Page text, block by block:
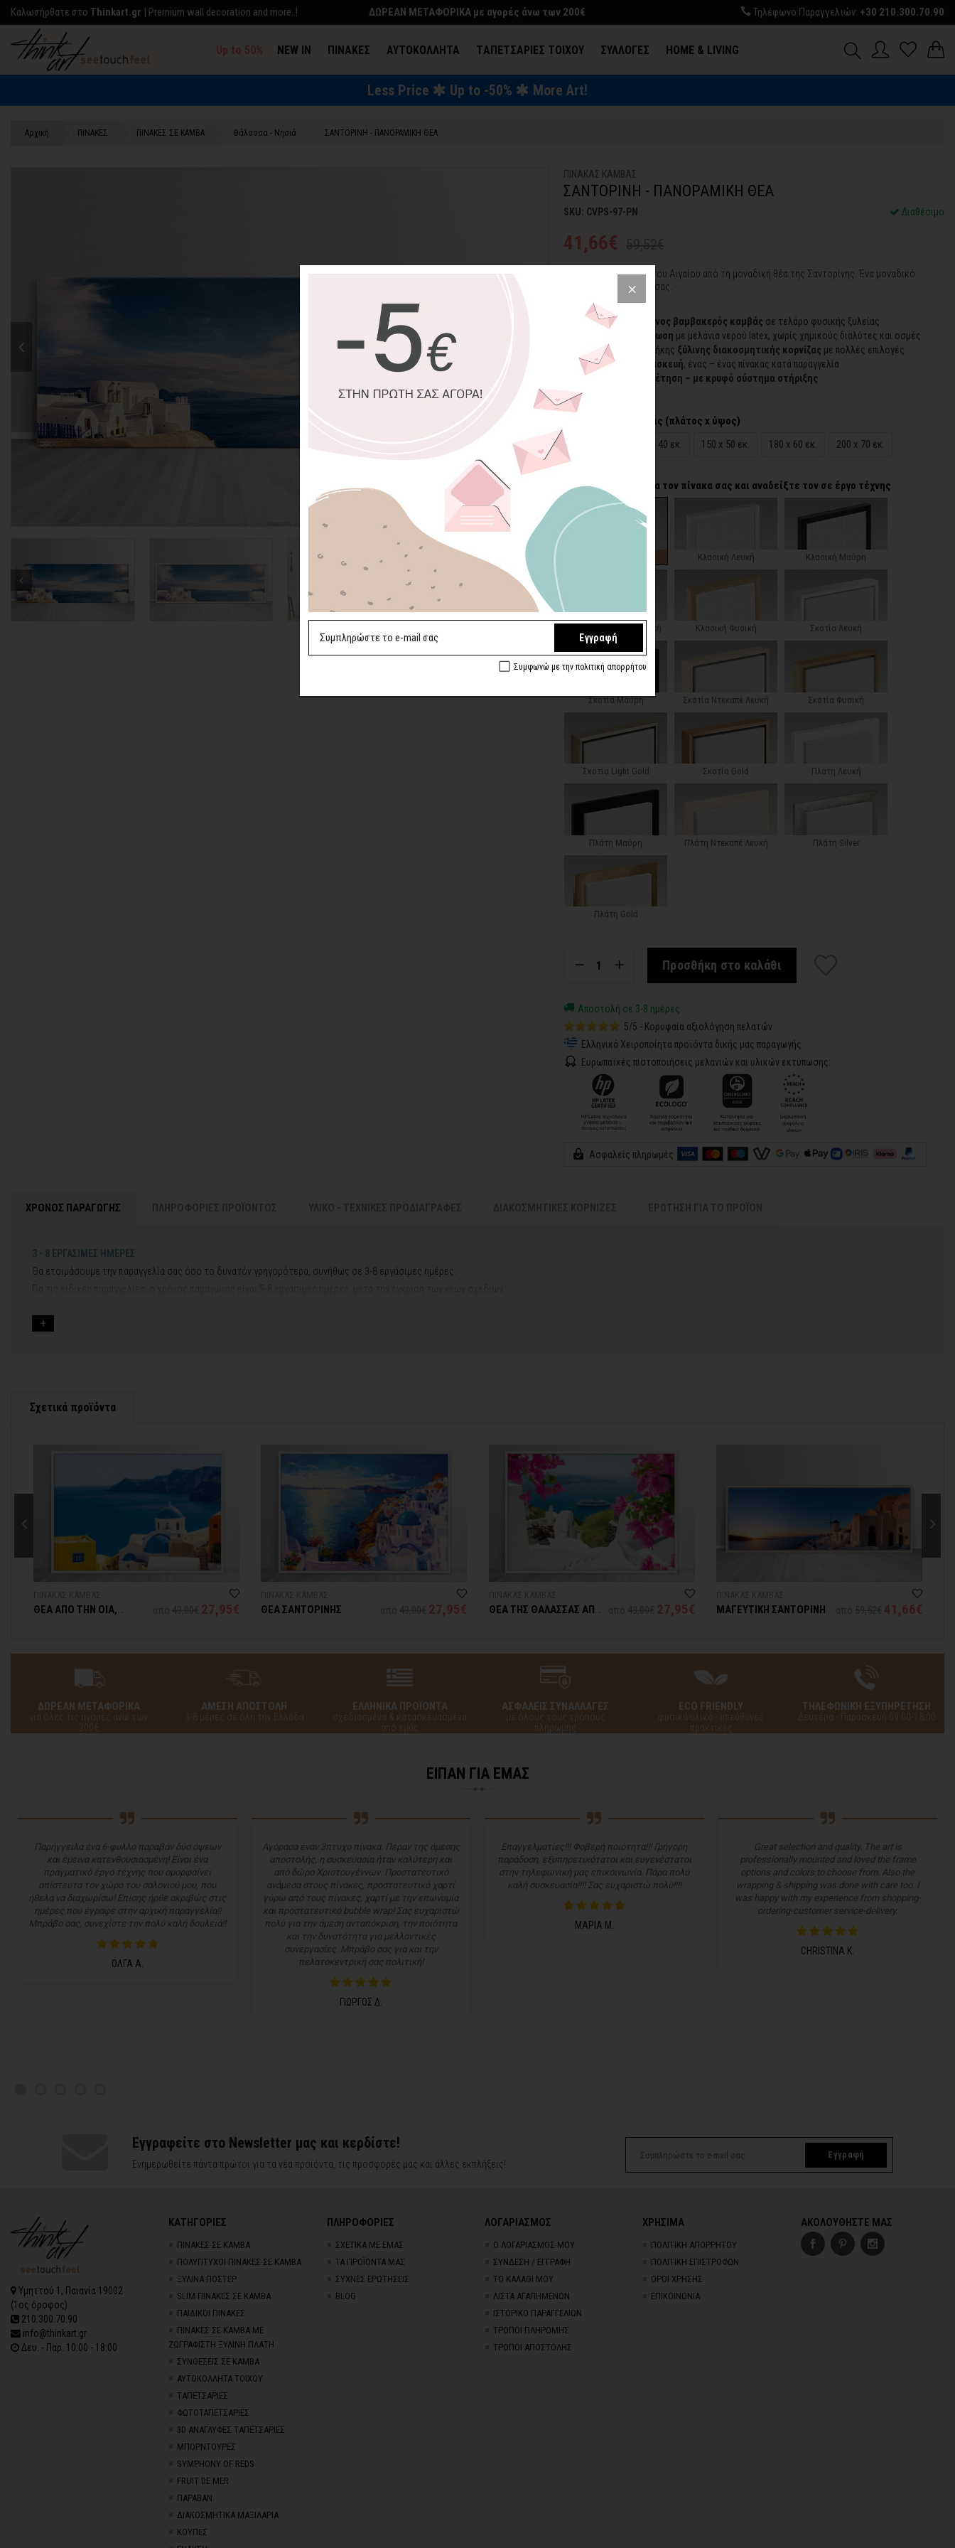
Kαλωσήρθατε στο Thinkart.gr | Premium wall decoration and more..! ΔΩΡΕΑΝ ΜΕΤΑΦΟΡΙΚΑ με αγορές άνω των 200€ Τηλέφωνο Παραγγελιών: +30 210.300.70.90
Up to 50% NEW IN ΠΙΝΑΚΕΣ ΑΥΤΟΚΟΛΛΗΤΑ TΑΠΕΤΣΑΡΙΕΣ ΤΟΙΧΟΥ ΣΥΛΛΟΓΕΣ HOME & LIVING
ΕΝΔΥΣΗ & ΑΞΕΣΟΥΑΡ
Less Price Up to -50% More Art!
Αρχική ΠΙΝΑΚΕΣ ΠΙΝΑΚΕΣ ΣΕ ΚΑΜΒΑ Θάλασσα - Νησιά ΣΑΝΤΟΡΙΝΗ - ΠΑΝΟΡΑΜΙΚΗ ΘΕΑ
ΠΙΝΑΚΑΣ ΚΑΜΒΑΣ
ΣΑΝΤΟΡΙΝΗ - ΠΑΝΟΡΑΜΙΚΗ ΘΕΑ
SKU: CVPS-97-PN Διαθέσιμο
41,66€
Το απέραντο γαλάζιο του Αιγαίου από τη μοναδική θέα της Σαντορίνης. Ένα μοναδικό
στολίδι για τον χώρο σας.
100% πιστοποιημένος βαμβακερός καμβάς σε τελάρο φυσικής ξυλείας
Οικολογική εκτύπωση με μελάνια νερού latex, χωρίς χημικούς διαλύτες και οσμές
Δυνατότητα προσθήκης ξύλινης διακοσμητικής κορνίζας με πολλές επιλογές
Χειροποίητη κατασκευή, ένας – ένας πίνακας κατά παραγγελία
Έτοιμοι για τοποθέτηση – με κρυφό σύστημα στήριξης
Επιλέξτε διαστάσεις (πλάτος x ύψος)
120 x 40 εκ. 150 x 50 εκ. 180 x 60 εκ. 200 x 70 εκ.
Επιλέξτε κορνίζα για τον πίνακα σας και αναδείξτε τον σε έργο τέχνης
Κλασική Λευκή Κλασική Μαύρη
Κλασική Ντεκαπέ Λευκή Κλασική Φυσική Σκοτία Λευκή
Σκοτία Μαύρη Σκοτία Ντεκαπέ Λευκή Σκοτία Φυσική
Σκοτία Light Gold Σκοτία Gold Πλάτη Λευκή
Πλάτη Μαύρη Πλάτη Ντεκαπέ Λευκή Πλάτη Silver
Πλάτη Gold
Προσθήκη στο καλάθι
Αποστολή σε 3-8 ημέρες
5/5 - Κορυφαία αξιολόγηση πελατών
Ελληνικά Χειροποίητα προϊόντα δικής μας παραγωγής
Ευρωπαϊκές πιστοποιήσεις μελανιών και υλικών εκτύπωσης:
Ασφαλείς πληρωμές
ΧΡΟΝΟΣ ΠΑΡΑΓΩΓΗΣ
3 - 8 ΕΡΓΑΣΙΜΕΣ ΗΜΕΡΕΣ
Θα ετοιμάσουμε την παραγγελία σας όσο το δυνατόν γρηγορότερα, συνήθως σε 3-8 εργάσιμες ημέρες.
Εάν η αποστολή πραγματοποιείται κατά τη διάρκεια μεγάλων εορτών ή αργιών ή καλοκαιρινών διακοπών, μπορεί να χρειαστεί λίγος περισσότερος χρόνος για να παραδοθεί.
Σχετικά προϊόντα
ΘΕΑ ΑΠΟ ΤΗΝ ΟΙΑ,
27,95€ ΘΕΑ ΣΑΝΤΟΡΙΝΗΣ 27,95€
ΘΕΑ ΤΗΣ ΘΑΛΑΣΣΑΣ ΑΠΟ
27,95€ ΜΑΓΕΥΤΙΚΗ ΣΑΝΤΟΡΙΝΗ 41,66€
ΔΩΡΕΑΝ ΜΕΤΑΦΟΡΙΚΑ
για όλες τις αγορές άνω των
200€
ΑΜΕΣΗ ΑΠΟΣΤΟΛΗ
3-8 μέρες σε όλη την Ελλάδα
ΕΛΛΗΝΙΚΑ ΠΡΟΪΟΝΤΑ
σχεδιασμένα & κατασκευασμένα
από εμάς
ΑΣΦΑΛΕΙΣ ΣΥΝΑΛΛΑΓΕΣ
με όλους τους τρόπους
πληρωμής
ECO FRIENDLY
φυσικά υλικά - υπεύθυνες
πρακτικές
ΤΗΛΕΦΩΝΙΚΗ ΕΞΥΠΗΡΕΤΗΣΗ
Δευτέρα - Παρασκευή 09:00-18:00
ΕΙΠΑΝ ΓΙΑ ΕΜΑΣ
Παρήγγειλα ένα 6-φυλλο παραβάν δύο όψεων
και έμεινα κατενθουσιασμένη! Είναι ένα
πραγματικό έργο τέχνης που ομορφαίνει
απίστευτα τον χώρο του σαλονιού μου, που
ήθελα να διαχωρίσω! Επίσης ήρθε ακριβώς στις
ημέρες που έγραφε στην αρχική παραγγελία!!
Μπράβο σας, συνεχίστε την πολύ καλή δουλειά!!
ΟΛΓΑ Α.
Αγόρασα έναν 3πτυχο πίνακα. Πέραν της άμεσης
αποστολής, η συσκευασία ήταν καλύτερη και
από δώρο Χριστουγέννων. Προστατευτικό
ανάμεσα στους πίνακες, προστατευτικό χαρτί
γύρω από τους πίνακες, χαρτί με την επωνυμία
και προστατευτικό bubble wrap! Σας ευχαριστώ
πολύ για την άμεση ανταπόκριση, την ποιότητα
και την δυνατότητα για μελλοντικές
συνεργασίες. Μπράβο σας για και την
πελατοκεντρική σας πολιτική!
ΓΙΩΡΓΟΣ Δ.
Επαγγελματίες!!! Φοβερή ποιότητα!!! Γρήγορη
παράδοση, εξυπηρετικότατοι και ευγενέστατοι
στην τηλεφωνική μας επικοινωνία. Πάρα πολύ
καλή συσκευασία!!!! Σας ευχαριστώ πολύ!!!!
ΜΑΡΙΑ Μ.
Great selection and quality. The art is
professionally mounted and loved the frame
options and colors to choose from. Also the
wrapping & shipping was done with care too. I
was happy with my experience from shopping-
ordering-customer service-delivery.
CHRISTINA K.
Εγγραφείτε στο Newsletter μας και κερδίστε!
Ενημερωθείτε πάντα πρώτοι για τα νέα προϊόντα, τις προσφορές μας και άλλες εκπλήξεις!
Εγγραφή
Υμηττού 1, Παιανία 19002
(1ος όροφος)
210.300.70.90
info@thinkart.gr
Δευ. - Παρ. 10:00 - 18:00
ΚΑΤΗΓΟΡΙΕΣ
ΠΙΝΑΚΕΣ ΣΕ ΚΑΜΒΑ
ΠΟΛΥΠΤΥΧΟΙ ΠΙΝΑΚΕΣ ΣΕ ΚΑΜΒΑ
ΞΥΛΙΝΑ ΠΟΣΤΕΡ
SLIM ΠΙΝΑΚΕΣ ΣΕ ΚΑΜΒΑ
ΠΑΙΔΙΚΟΙ ΠΙΝΑΚΕΣ
ΠΙΝΑΚΕΣ ΣΕ ΚΑΜΒΑ ΜΕ
ΖΩΓΡΑΦΙΣΤΗ ΞΥΛΙΝΗ ΠΛΑΤΗ
ΣΥΝΘΕΣΕΙΣ ΣΕ ΚΑΜΒΑ
ΑΥΤΟΚΟΛΛΗΤΑ ΤΟΙΧΟΥ
TΑΠΕΤΣΑΡΙΕΣ
ΦΩΤΟΤΑΠΕΤΣΑΡΙΕΣ
3D AΝΑΓΛΥΦΕΣ TΑΠΕΤΣΑΡΙΕΣ
ΜΠΟΡΝΤΟΥΡΕΣ
SYMPHONY OF REDS
FRUIT DE MER
ΠΑΡΑΒΑΝ
ΔΙΑΚΟΣΜΗΤΙΚΑ ΜΑΞΙΛΑΡΙΑ
ΚΟΥΠΕΣ
ΠΛΗΡΟΦΟΡΙΕΣ
ΣΧΕΤΙΚΑ ΜΕ ΕΜΑΣ
ΤΑ ΠΡΟΪΟΝΤΑ ΜΑΣ
ΣΥΧΝΕΣ ΕΡΩΤΗΣΕΙΣ
BLOG
ΛΟΓΑΡΙΑΣΜΟΣ
Ο ΛΟΓΑΡΙΑΣΜΟΣ ΜΟΥ
ΣΥΝΔΕΣΗ / ΕΓΓΡΑΦΗ
ΤΟ ΚΑΛΑΘΙ ΜΟΥ
ΛΙΣΤΑ ΑΓΑΠΗΜΕΝΩΝ
ΙΣΤΟΡΙΚΟ ΠΑΡΑΓΓΕΛΙΩΝ
ΤΡΟΠΟΙ ΠΛΗΡΩΜΗΣ
ΤΡΟΠΟΙ ΑΠΟΣΤΟΛΗΣ
ΧΡΗΣΙΜΑ
ΠΟΛΙΤΙΚΗ ΑΠΟΡΡΗΤΟΥ
ΠΟΛΙΤΙΚΗ ΕΠΙΣΤΡΟΦΩΝ
ΟΡΟΙ ΧΡΗΣΗΣ
ΕΠΙΚΟΙΝΩΝΙΑ
ΑΚΟΛΟΥΘΗΣΤΕ ΜΑΣ
Εγγραφή
Συμφωνώ με την πολιτική απορρήτου